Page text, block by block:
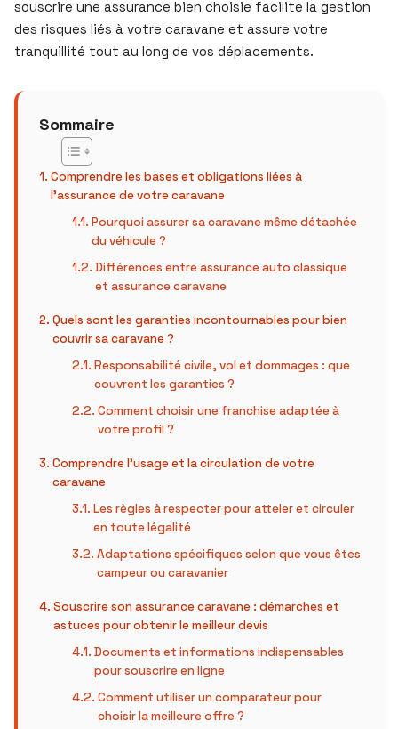
souscrire une assurance bien choisie facilite la gestion
des risques liés à votre caravane et assure votre
tranquillité tout au long de vos déplacements.
Sommaire
Comprendre les bases et obligations liées à
l’assurance de votre caravane
Pourquoi assurer sa caravane même détachée
du véhicule ?
Différences entre assurance auto classique
et assurance caravane
Quels sont les garanties incontournables pour bien
couvrir sa caravane ?
Responsabilité civile, vol et dommages : que
couvrent les garanties ?
Comment choisir une franchise adaptée à
votre profil ?
Comprendre l’usage et la circulation de votre
caravane
Les règles à respecter pour atteler et circuler
en toute légalité
Adaptations spécifiques selon que vous êtes
campeur ou caravanier
Souscrire son assurance caravane : démarches et
astuces pour obtenir le meilleur devis
Documents et informations indispensables
pour souscrire en ligne
Comment utiliser un comparateur pour
choisir la meilleure offre ?